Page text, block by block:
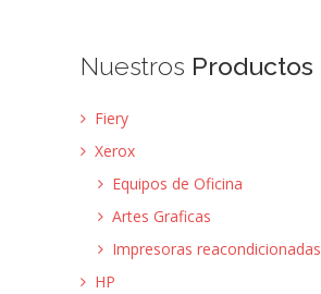
Nuestros Productos
Fiery
Xerox
Equipos de Oficina
Artes Graficas
Impresoras reacondicionadas
HP